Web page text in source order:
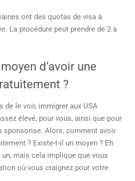
ont des quotas de visa à
La procédure peut prendre de 2 à
d’avoir une
?
de le voir, immigrer aux USA
élevé, pour vous, ainsi que pour
sponsorise. Alors, comment avoir
? Existe-t-il un moyen ? Eh
un, mais cela implique que vous
où vous craignez pour votre